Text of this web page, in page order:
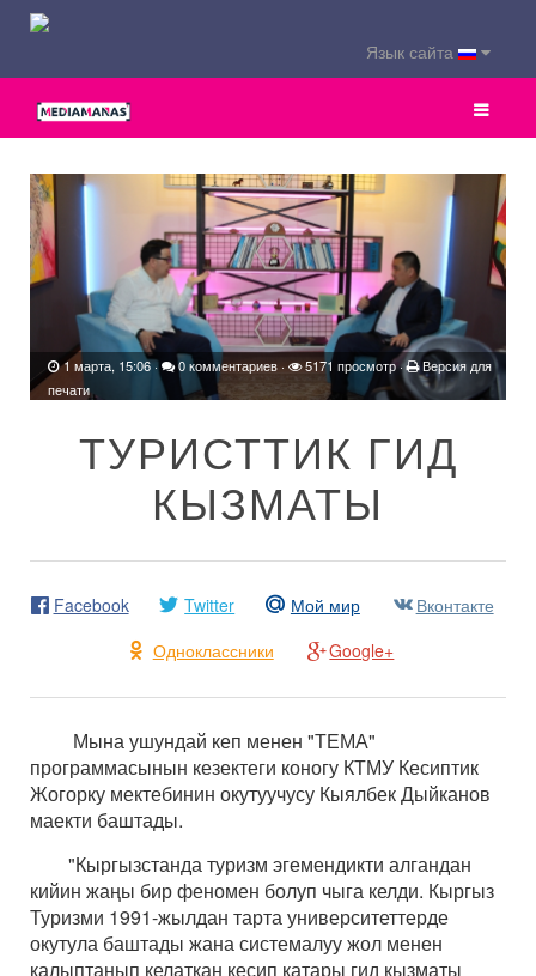
Язык сайта
1 марта, 15:06· 0 комментариев· 5171 просмотр ·
Версия для
печати
ТУРИСТТИК ГИД
КЫЗМАТЫ
Facebook Twitter Мой мир
Вконтакте
Одноклассники
Google+
Мына ушундай кеп менен "ТЕМА"
программасынын кезектеги коногу КТМУ Кесиптик
Жогорку мектебинин окутуучусу Кыялбек Дыйканов
маекти баштады.
"Кыргызстанда туризм эгемендикти алгандан
кийин жаңы бир феномен болуп чыга келди. Кыргыз
Туризми 1991-жылдан тарта университеттерде
окутула баштады жана системалуу жол менен
калыптанып келаткан кесип катары гид кызматы